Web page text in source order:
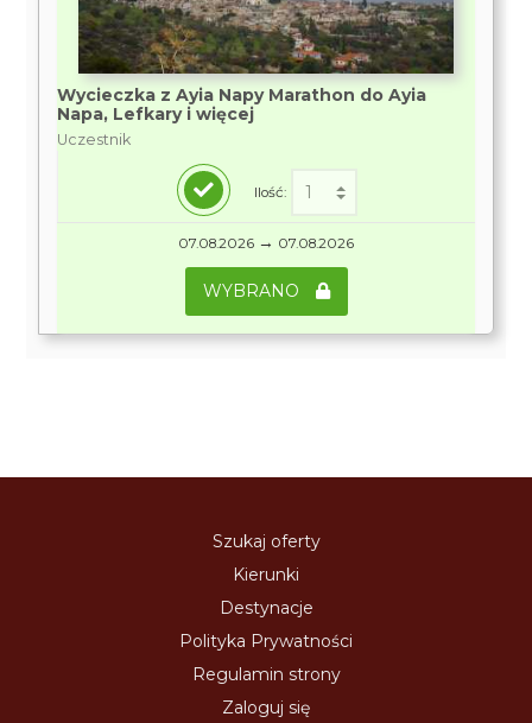
Wycieczka z Ayia Napy Marathon do Ayia
Napa, Lefkary i więcej
Uczestnik
Ilość:
07.08.2026 → 07.08.2026
WYBRANO
Szukaj oferty
Kierunki
Destynacje
Polityka Prywatności
Regulamin strony
Zaloguj się